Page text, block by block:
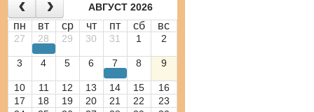
АВГУСТ 2026
пн вт ср чт пт сб вс
27 28 29 30 31 1 2
3 4 5 6 7 8 9
10 11 12 13 14 15
16
17
18 19 20 21 22
23